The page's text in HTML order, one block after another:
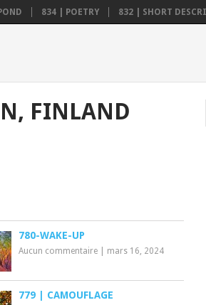
834 | POETRY 832 | SHORT
FINLAND
780-WAKE-UP
Aucun commentaire mars 16, 2024
779 | CAMOUFLAGE